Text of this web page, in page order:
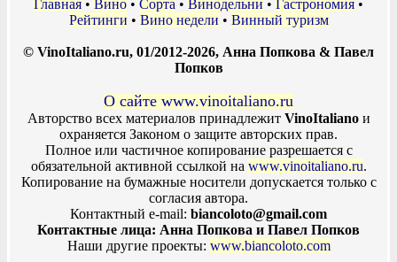
Главная • Вино • Сорта • Винодельни • Гастрономия •
Рейтинги • Вино недели • Винный туризм
© VinoItaliano.ru, 01/2012-2026, Анна Попкова & Павел
Попков
О сайте www.vinoitaliano.ru
Авторство всех материалов принадлежит VinoItalianoи
охраняется Законом о защите авторских прав.
Полное или частичное копирование разрешается с
обязательной активной ссылкой на www.vinoitaliano.ru.
Копирование на бумажные носители допускается только с
согласия автора.
Контактный e-mail: biancoloto@gmail.com
Контактные лица: Анна Попкова и Павел Попков
Наши другие проекты: www.biancoloto.com